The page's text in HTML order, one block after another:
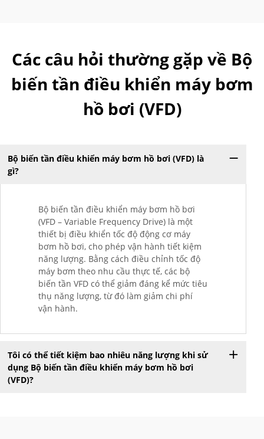
Các câu hỏi thường gặp về Bộ
biến tần điều khiển máy bơm
hồ bơi (VFD)
Bộ biến tần điều khiển máy bơm hồ bơi (VFD) là
gì?
Bộ biến tần điều khiển máy bơm hồ bơi
(VFD – Variable Frequency Drive) là một
thiết bị điều khiển tốc độ động cơ máy
bơm hồ bơi, cho phép vận hành tiết kiệm
năng lượng. Bằng cách điều chỉnh tốc độ
máy bơm theo nhu cầu thực tế, các bộ
biến tần VFD có thể giảm đáng kể mức tiêu
thụ năng lượng, từ đó làm giảm chi phí
vận hành.
Tôi có thể tiết kiệm bao nhiêu năng lượng khi sử
dụng Bộ biến tần điều khiển máy bơm hồ bơi
(VFD)?